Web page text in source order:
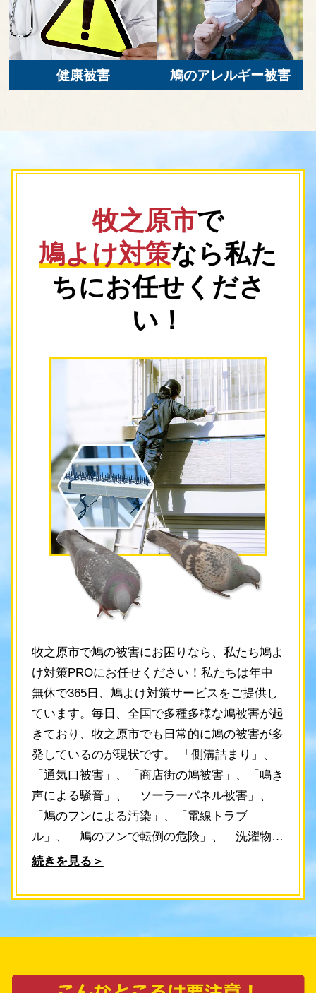
鳩のアレルギー被害
健康被害
牧之原市で
鳩よけ対策なら私た
ちにお任せくださ
い！
牧之原市で鳩の被害にお困りなら、私たち鳩よ
け対策PROにお任せください！私たちは年中
無休で365日、鳩よけ対策サービスをご提供し
ています。毎日、全国で多種多様な鳩被害が起
きており、牧之原市でも日常的に鳩の被害が多
発しているのが現状です。 「側溝詰まり」、
「通気口被害」、「商店街の鳩被害」、「鳴き
声による騒音」、「ソーラーパネル被害」、
「鳩のフンによる汚染」、「電線トラブ゙
ル」、「鳩のフンで転倒の危険」、「洗濯物が
干せない」等、鳩の問題は多種多様。これらの
PROへお任せください。経験豊富なスタッフ
ば、スタッフが30分以内に現地調査へ伺い、最
見積もりは無料ですので安心してご相談くださ
続きを見る＞